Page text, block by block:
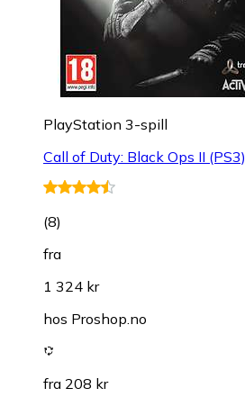
PlayStation 3-spill
Call of Duty: Black Ops II (PS3)
(8)
fra
1 324 kr
hos Proshop.no
fra 208 kr